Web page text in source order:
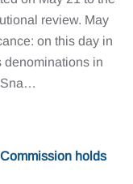
review. May
on this day in
denominations in
Sna…
holds